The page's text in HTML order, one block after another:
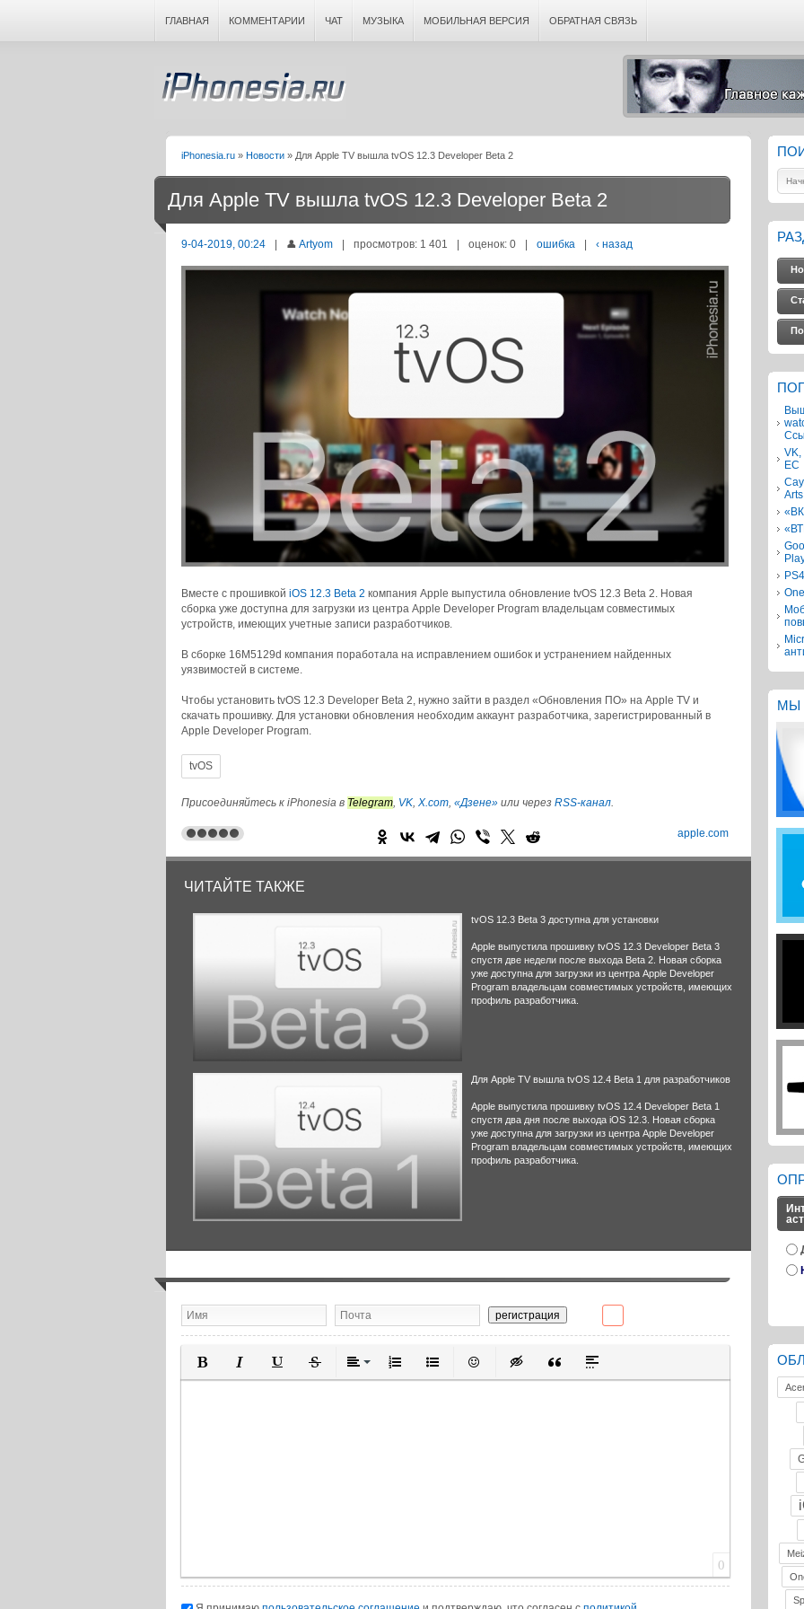
ГЛАВНАЯ КОММЕНТАРИИ ЧАТ МУЗЫКА МОБИЛЬНАЯ ВЕРСИЯ ОБРАТНАЯ СВЯЗЬ
iPhonesia.ru » Новости » Для Apple TV вышла tvOS 12.3 Developer Beta 2
Для Apple TV вышла tvOS 12.3 Developer Beta 2
9-04-2019, 00:24 | 👤 Artyom | просмотров: 1 401 | оценок: 0 | ошибка | ‹ назад
Вместе с прошивкой iOS 12.3 Beta 2 компания Apple выпустила обновление tvOS 12.3 Beta 2. Новая
сборка уже доступна для загрузки из центра Apple Developer Program владельцам совместимых
устройств, имеющих учетные записи разработчиков.
В сборке 16M5129d компания поработала на исправлением ошибок и устранением найденных
уязвимостей в системе.
Чтобы установить tvOS 12.3 Developer Beta 2, нужно зайти в раздел «Обновления ПО» на Apple TV и
скачать прошивку. Для установки обновления необходим аккаунт разработчика, зарегистрированный в
Apple Developer Program.
tvOS
Присоединяйтесь к iPhonesia в Telegram, VK, X.com, «Дзене» или через RSS-канал.
apple.com
ЧИТАЙТЕ ТАКЖЕ
tvOS 12.3 Beta 3 доступна для установки
Apple выпустила прошивку tvOS 12.3 Developer Beta 3
спустя две недели после выхода Beta 2. Новая сборка
уже доступна для загрузки из центра Apple Developer
Program владельцам совместимых устройств, имеющих
профиль разработчика.
Для Apple TV вышла tvOS 12.4 Beta 1 для разработчиков
Apple выпустила прошивку tvOS 12.4 Developer Beta 1
спустя два дня после выхода iOS 12.3. Новая сборка
уже доступна для загрузки из центра Apple Developer
Program владельцам совместимых устройств, имеющих
профиль разработчика.
регистрация
Полужирный
КурсивПодчеркнутый
ЗачеркнутыйВыравнивание
Нумерованный список
Маркированный список
Вставить смайлик
Вставка скрытого текста
Вставка цитаты
Вставка спойлера
0
VK,
ЕС
Arts
МЫ